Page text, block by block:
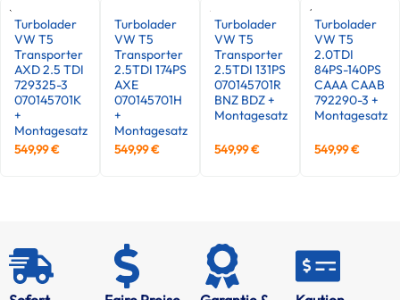
Turbolader
VW T5
Transporter
AXD 2.5 TDI
729325-3
070145701K
+
Montagesatz
549,99€
Turbolader
VW T5
Transporter
2.5TDI 174PS
AXE
070145701H
+
Montagesatz
549,99€
Turbolader
VW T5
Transporter
2.5TDI 131PS
070145701R
BNZ BDZ +
Montagesatz
549,99€
Turbolader
VW T5
2.0TDI
84PS-140PS
CAAA CAAB
792290-3 +
Montagesatz
549,99€